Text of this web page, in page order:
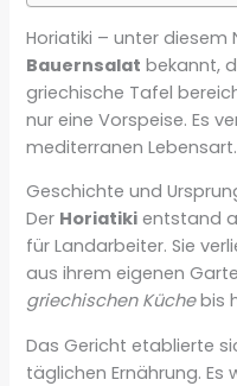
Horiatiki – unter diesem
Bauernsalat bekannt,
griechische Tafel
nur eine Vorspeise. Es
mediterranen Lebensart.
Geschichte und
Der Horiatiki entstand
für Landarbeiter. Sie
aus ihrem eigenen
griechischen Küchebis
Das Gericht etablierte
täglichen Ernährung.